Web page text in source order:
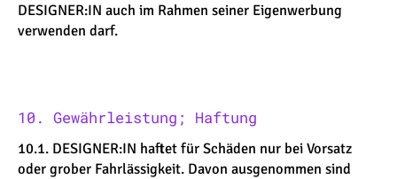
DESIGNER:IN auch im Rahmen seiner Eigenwerbung
verwenden darf.
10. Gewährleistung; Haftung
10.1. DESIGNER:IN haftet für Schäden nur bei Vorsatz
oder grober Fahrlässigkeit. Davon ausgenommen sind